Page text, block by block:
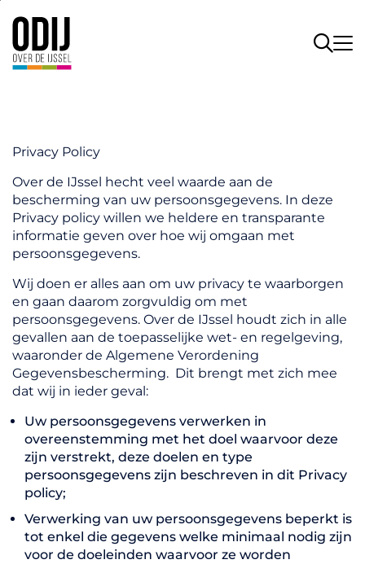
Privacy Policy
Over de IJssel hecht veel waarde aan de
bescherming van uw persoonsgegevens. In deze
Privacy policy willen we heldere en transparante
informatie geven over hoe wij omgaan met
persoonsgegevens.
Wij doen er alles aan om uw privacy te waarborgen
en gaan daarom zorgvuldig om met
persoonsgegevens. Over de IJssel houdt zich in alle
gevallen aan de toepasselijke wet- en regelgeving,
waaronder de Algemene Verordening
Gegevensbescherming. Dit brengt met zich mee
dat wij in ieder geval:
Uw persoonsgegevens verwerken in
overeenstemming met het doel waarvoor deze
zijn verstrekt, deze doelen en type
persoonsgegevens zijn beschreven in dit Privacy
policy;
Verwerking van uw persoonsgegevens beperkt is
tot enkel die gegevens welke minimaal nodig zijn
voor de doeleinden waarvoor ze worden